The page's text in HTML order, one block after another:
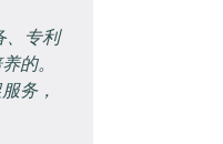
、专利
的。
务，